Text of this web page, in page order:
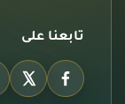
تابعنا على